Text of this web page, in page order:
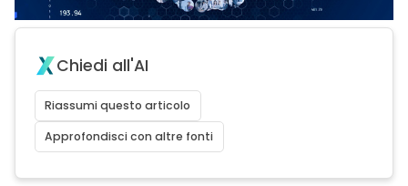
Chiedi all'AI
Riassumi questo articolo
Approfondisci con altre fonti